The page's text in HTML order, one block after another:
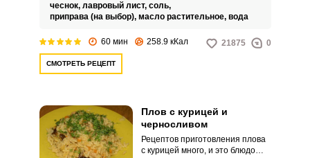
чеснок, лавровый лист, соль,
приправа (на выбор), масло растительное, вода
60 мин 258.9 кКал 21875 0
СМОТРЕТЬ РЕЦЕПТ
Плов с курицей и
черносливом
Рецептов приготовления плова
с курицей много, и это блюдо